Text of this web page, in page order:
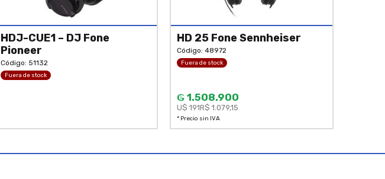
HDJ-CUE1 – DJ Fone
Pioneer
Código: 51132
Fuera de stock
HD 25 Fone Sennheiser
Código: 48972
Fuera de stock
₲ 1.508.900
U$ 191R$ 1.079,15
* Precio sin IVA